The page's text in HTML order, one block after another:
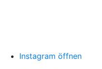
Instagram öffnen